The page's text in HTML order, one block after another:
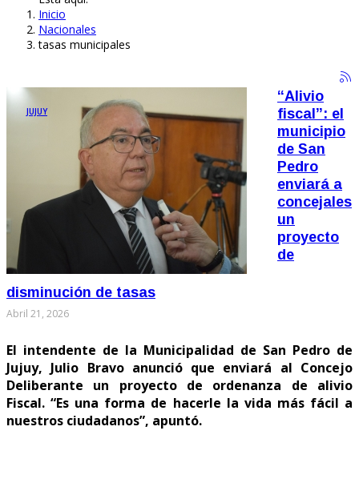
Inicio
Nacionales
tasas municipales
JUJUY
“Alivio
fiscal”: el
municipio
de San
Pedro
enviará a
concejales
un
proyecto
de
disminución de tasas
Abril 21, 2026
El intendente de la Municipalidad de San Pedro de
Jujuy, Julio Bravo anunció que enviará al Concejo
Deliberante un proyecto de ordenanza de alivio
Fiscal. “Es una forma de hacerle la vida más fácil a
nuestros ciudadanos”, apuntó.